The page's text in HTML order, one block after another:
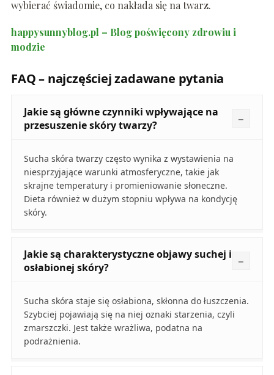
wybierać świadomie, co nakłada się na twarz.
happysunnyblog.pl – Blog poświęcony zdrowiu i
modzie
FAQ – najczęściej zadawane pytania
Jakie są główne czynniki wpływające na
przesuszenie skóry twarzy?
Sucha skóra twarzy często wynika z wystawienia na
niesprzyjające warunki atmosferyczne, takie jak
skrajne temperatury i promieniowanie słoneczne.
Dieta również w dużym stopniu wpływa na kondycję
skóry.
Jakie są charakterystyczne objawy suchej i
osłabionej skóry?
Sucha skóra staje się osłabiona, skłonna do łuszczenia.
Szybciej pojawiają się na niej oznaki starzenia, czyli
zmarszczki. Jest także wrażliwa, podatna na
podrażnienia.